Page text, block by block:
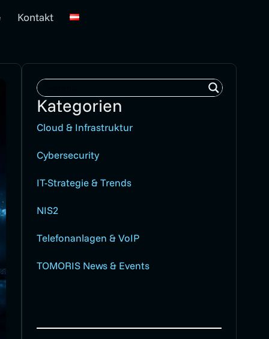
Kontakt
Kategorien
Cloud & Infrastruktur
Cybersecurity
IT-Strategie & Trends
NIS2
Telefonanlagen & VoIP
TOMORIS News & Events